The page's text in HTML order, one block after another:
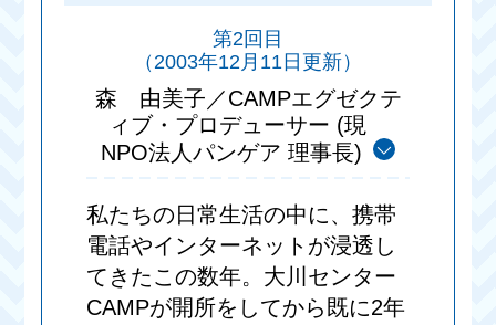
第2回目
（2003年12月11日更新）
森 由美子／CAMPエグゼクテ
ィブ・プロデューサー (現
NPO法人パンゲア 理事長)
私たちの日常生活の中に、携帯
電話やインターネットが浸透し
てきたこの数年。大川センター
CAMPが開所をしてから既に2年